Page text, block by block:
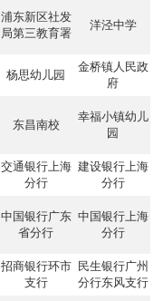
浦东新区社发
局第三教育署
洋泾中学
杨思幼儿园
金桥镇人民政
府
东昌南校
幸福小镇幼儿
园
交通银行上海
分行
建设银行上海
分行
中国银行广东
省分行
中国银行上海
分行
招商银行环市
支行
民生银行广州
分行东风支行